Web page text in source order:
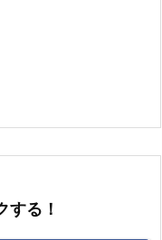
する！